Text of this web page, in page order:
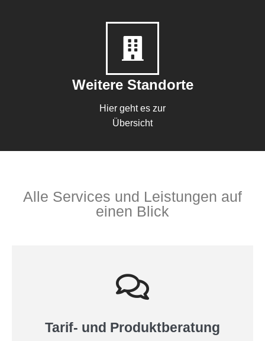
Weitere Standorte
Hier geht es zur
Übersicht
Alle Services und Leistungen auf
einen Blick
Tarif- und Produktberatung